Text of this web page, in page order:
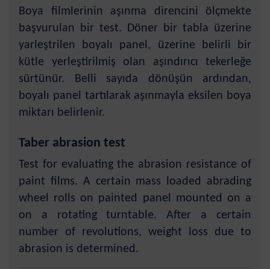
Boya filmlerinin aşınma direncini ölçmekte
başvurulan bir test. Döner bir tabla üzerine
yarleştrilen boyalı panel, üzerine belirli bir
kütle yerleştirilmiş olan aşındırıcı tekerleğe
sürtünür. Belli sayıda dönüşün ardından,
boyalı panel tartılarak aşınmayla eksilen boya
miktarı belirlenir.
Taber abrasion test
Test for evaluating the abrasion resistance of
paint films. A certain mass loaded abrading
wheel rolls on painted panel mounted on a
on a rotating turntable. After a certain
number of revolutions, weight loss due to
abrasion is determined.